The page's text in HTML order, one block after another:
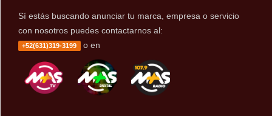
Sí estás buscando anunciar tu marca, empresa o servicio
con nosotros puedes contactarnos al:
+52(631)319-3199 o en